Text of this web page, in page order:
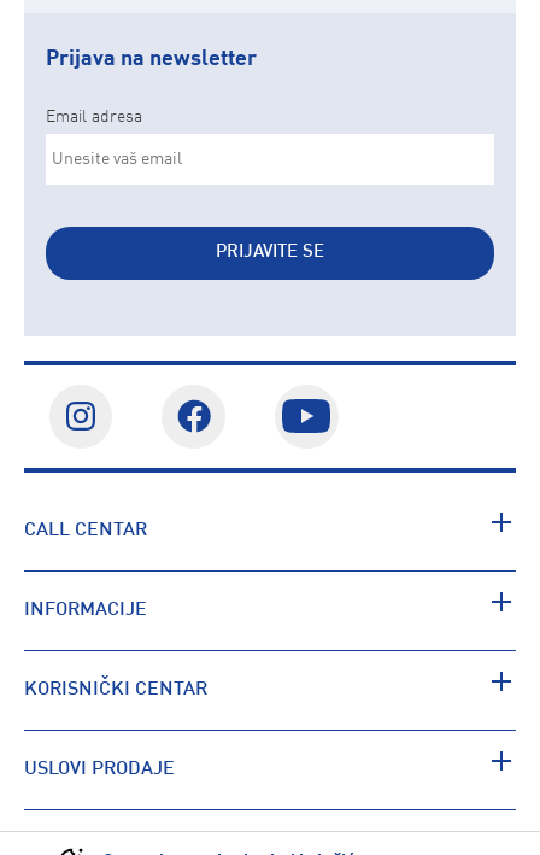
Prijava na newsletter
Email adresa
PRIJAVITE SE
CALL CENTAR
INFORMACIJE
KORISNIČKI CENTAR
USLOVI PRODAJE
PRONAĐI RADNJU